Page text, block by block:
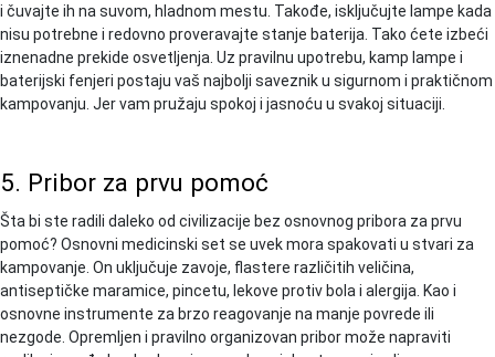
i čuvajte ih na suvom, hladnom mestu. Takođe, isključujte lampe kada
nisu potrebne i redovno proveravajte stanje baterija. Tako ćete izbeći
iznenadne prekide osvetljenja. Uz pravilnu upotrebu, kamp lampe i
baterijski fenjeri postaju vaš najbolji saveznik u sigurnom i praktičnom
kampovanju. Jer vam pružaju spokoj i jasnoću u svakoj situaciji.
5. Pribor za prvu pomoć
Šta bi ste radili daleko od civilizacije bez osnovnog pribora za prvu
pomoć? Osnovni medicinski set se uvek mora spakovati u stvari za
kampovanje. On uključuje zavoje, flastere različitih veličina,
antiseptičke maramice, pincetu, lekove protiv bola i alergija. Kao i
osnovne instrumente za brzo reagovanje na manje povrede ili
nezgode. Opremljen i pravilno organizovan pribor može napraviti